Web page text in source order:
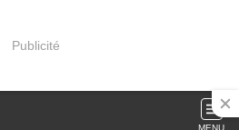
Publicité
MENU